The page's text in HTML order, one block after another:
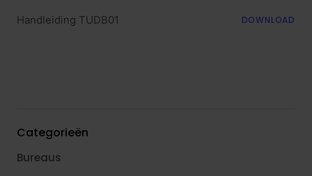
Handleiding TUDB01 DOWNLOAD
Categorieën
Bureaus